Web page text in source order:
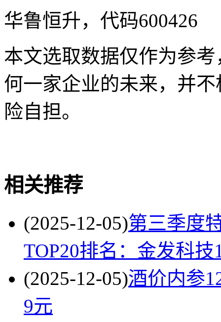
华鲁恒升，代码600426
本文选取数据仅作为参
何一家企业的未来，并
险自担。
相关推荐
(2025-12-05)第三季度
TOP20排名：金发科
(2025-12-05)酒价内参
9元